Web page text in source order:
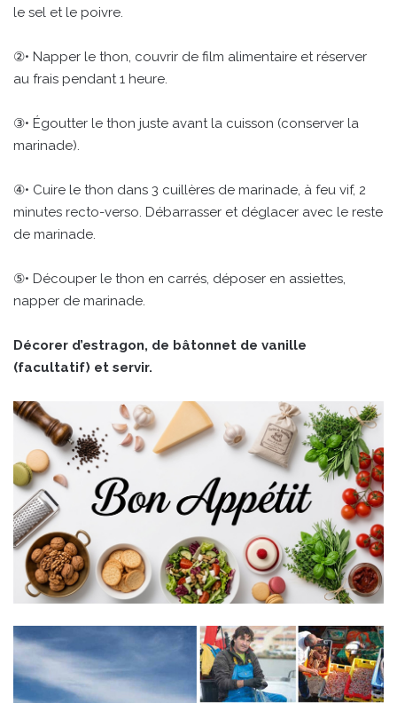
le sel et le poivre.
②• Napper le thon, couvrir de film alimentaire et réserver
au frais pendant 1 heure.
③• Égoutter le thon juste avant la cuisson (conserver la
marinade).
④• Cuire le thon dans 3 cuillères de marinade, à feu vif, 2
minutes recto-verso. Débarrasser et déglacer avec le reste
de marinade.
⑤• Découper le thon en carrés, déposer en assiettes,
napper de marinade.
Décorer d’estragon, de bâtonnet de vanille
(facultatif) et servir.